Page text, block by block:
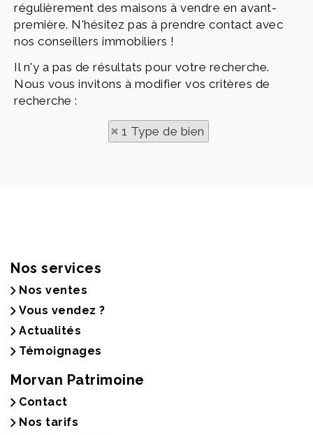
régulièrement des maisons à vendre en avant-
première. N'hésitez pas à prendre contact avec
nos conseillers immobiliers !
Il n'y a pas de résultats pour votre recherche.
Nous vous invitons à modifier vos critères de
recherche :
1 Type de bien
Nos services
Nos ventes
Vous vendez ?
Actualités
Témoignages
Morvan Patrimoine
Contact
Nos tarifs